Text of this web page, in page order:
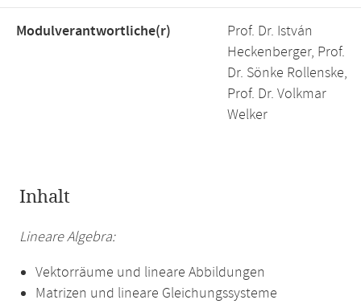
Modulverantwortliche(r)
Prof. Dr. István
Heckenberger, Prof.
Dr. Sönke Rollenske,
Prof. Dr. Volkmar
Welker
Inhalt
Lineare Algebra:
Vektorräume und lineare Abbildungen
Matrizen und lineare Gleichungssysteme